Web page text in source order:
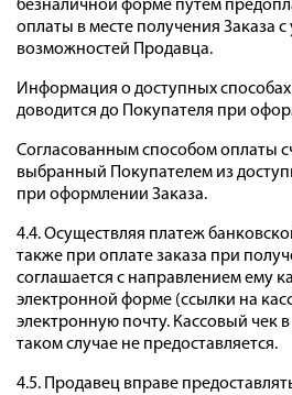
безналичной форме путем
оплаты в месте получения Заказа с
возможностей Продавца.
Информация о доступных
доводится до Покупателя при
Согласованным способом оплаты
выбранный Покупателем из
при оформлении Заказа.
4.4. Осуществляя платеж
также при оплате заказа при
соглашается с направлением ему
электронной форме (ссылки на
электронную почту. Кассовый чек
таком случае не предоставляется.
4.5. Продавец вправе